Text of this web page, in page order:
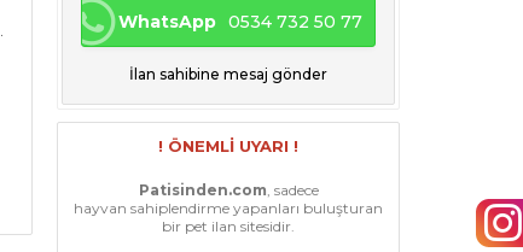
WhatsApp 0534 732 50 77
İlan sahibine mesaj gönder
! ÖNEMLİ UYARI !
Patisinden.com, sadece
hayvan sahiplendirme yapanları buluşturan
bir pet ilan sitesidir.